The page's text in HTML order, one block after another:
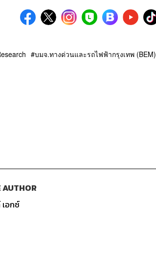
บมจ.ทางด่วนและรถไฟฟ้ากรุงเทพ (BEM)
อกซ์